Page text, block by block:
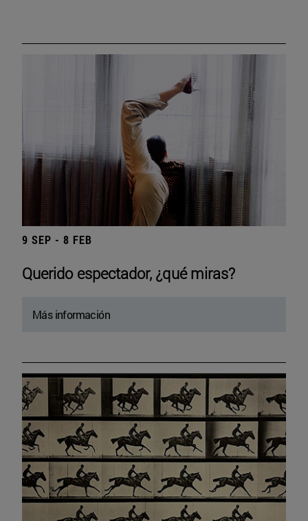
9 SEP - 8 FEB
Querido espectador, ¿qué miras?
Más información